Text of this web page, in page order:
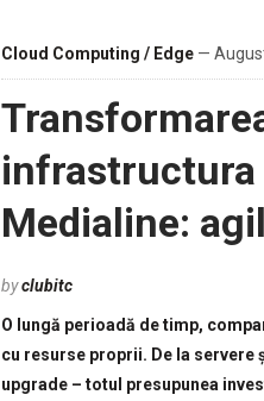
Cloud Computing / Edge —
infrastructura
Medialine:
byclubitc
O lungă perioadă de timp,
cu resurse proprii. De la servere
upgrade – totul presupunea